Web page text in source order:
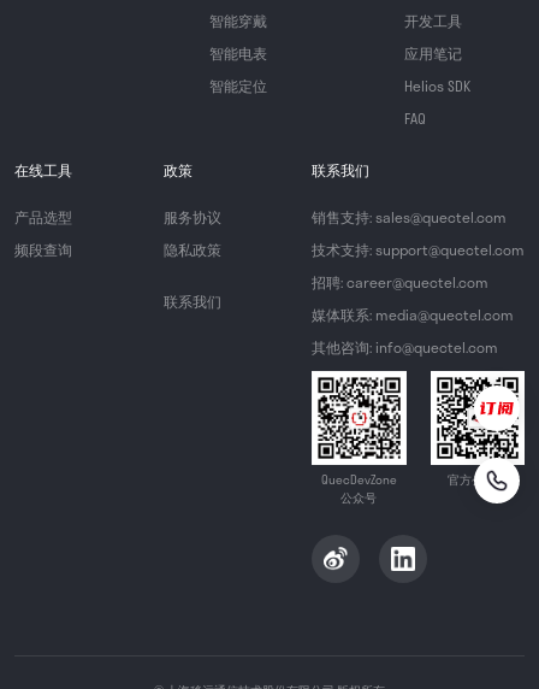
智能穿戴
智能电表
智能定位
开发工具
应用笔记
Helios SDK
FAQ
在线工具
产品选型
频段查询
政策
服务协议
隐私政策
联系我们
联系我们
销售支持: sales@quectel.com
技术支持: support@quectel.com
招聘: career@quectel.com
媒体联系: media@quectel.com
其他咨询: info@quectel.com
QuecDevZone
公众号
官方公众号